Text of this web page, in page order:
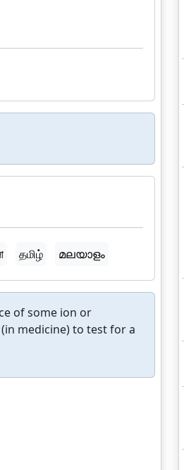
தமிழ் മലയാളം
of some ion or
medicine) to test for a